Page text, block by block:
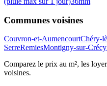
Communes voisines
Couvron-et-AumencourtChéry-
SerreRemiesMontigny-sur-Crécy
Comparez le prix au m², les
voisines.